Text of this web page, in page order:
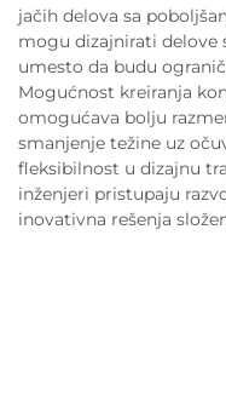
jačih delova sa
mogu dizajnirati delove
umesto da budu
Mogućnost kreiranja
omogućava bolju
smanjenje težine uz
fleksibilnost u dizajnu
inženjeri pristupaju
inovativna rešenja